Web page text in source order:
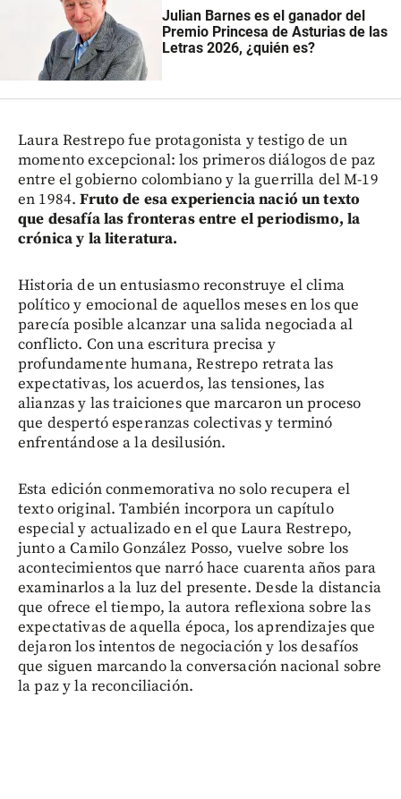
Julian Barnes es el ganador del
Premio Princesa de Asturias de las
Letras 2026, ¿quién es?
Laura Restrepo fue protagonista y testigo de un
momento excepcional: los primeros diálogos de paz
entre el gobierno colombiano y la guerrilla del M-19
en 1984.Fruto de esa experiencia nació un texto
que desafía las fronteras entre el periodismo, la
crónica y la literatura.
Historia de un entusiasmo reconstruye el clima
político y emocional de aquellos meses en los que
parecía posible alcanzar una salida negociada al
conflicto. Con una escritura precisa y
profundamente humana, Restrepo retrata las
expectativas, los acuerdos, las tensiones, las
alianzas y las traiciones que marcaron un proceso
que despertó esperanzas colectivas y terminó
enfrentándose a la desilusión.
Esta edición conmemorativa no solo recupera el
texto original. También incorpora un capítulo
especial y actualizado en el que Laura Restrepo,
junto a Camilo González Posso, vuelve sobre los
acontecimientos que narró hace cuarenta años para
examinarlos a la luz del presente. Desde la distancia
que ofrece el tiempo, la autora reflexiona sobre las
expectativas de aquella época, los aprendizajes que
dejaron los intentos de negociación y los desafíos
que siguen marcando la conversación nacional sobre
la paz y la reconciliación.